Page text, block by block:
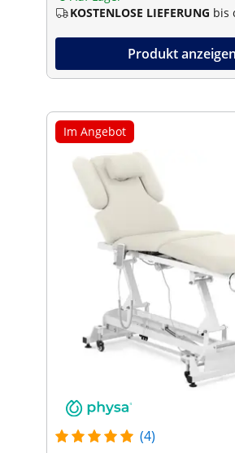
KOSTENLOSE LIEFERUNG bis
Produkt anzeigen
Im Angebot
(4)